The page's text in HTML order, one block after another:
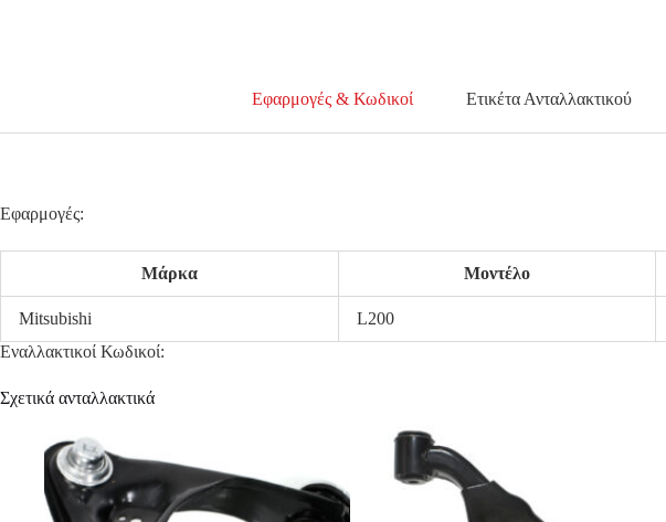
Εφαρμογές & Κωδικοί Ετικέτα Ανταλλακτικού
Εφαρμογές:
Μάρκα Μοντέλο
Mitsubishi L200
Εναλλακτικοί Κωδικοί:
Σχετικά ανταλλακτικά